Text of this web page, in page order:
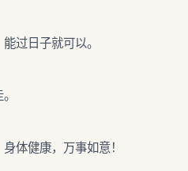
过日子就可以。
体健康，万事如意！